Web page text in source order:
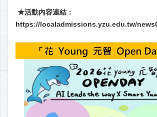
★活動內容連結：
https://localadmissions.yzu.edu.tw/